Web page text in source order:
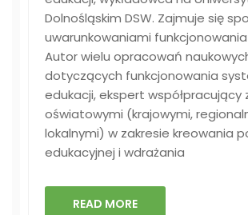
Dolnośląskim DSW. Zajmuje się
uwarunkowaniami
Autor wielu opracowań
dotyczących funkcjonowania
edukacji, ekspert współpracujący
oświatowymi (krajowymi,
lokalnymi) w zakresie kreowania
edukacyjnej i wdrażania
READ MORE